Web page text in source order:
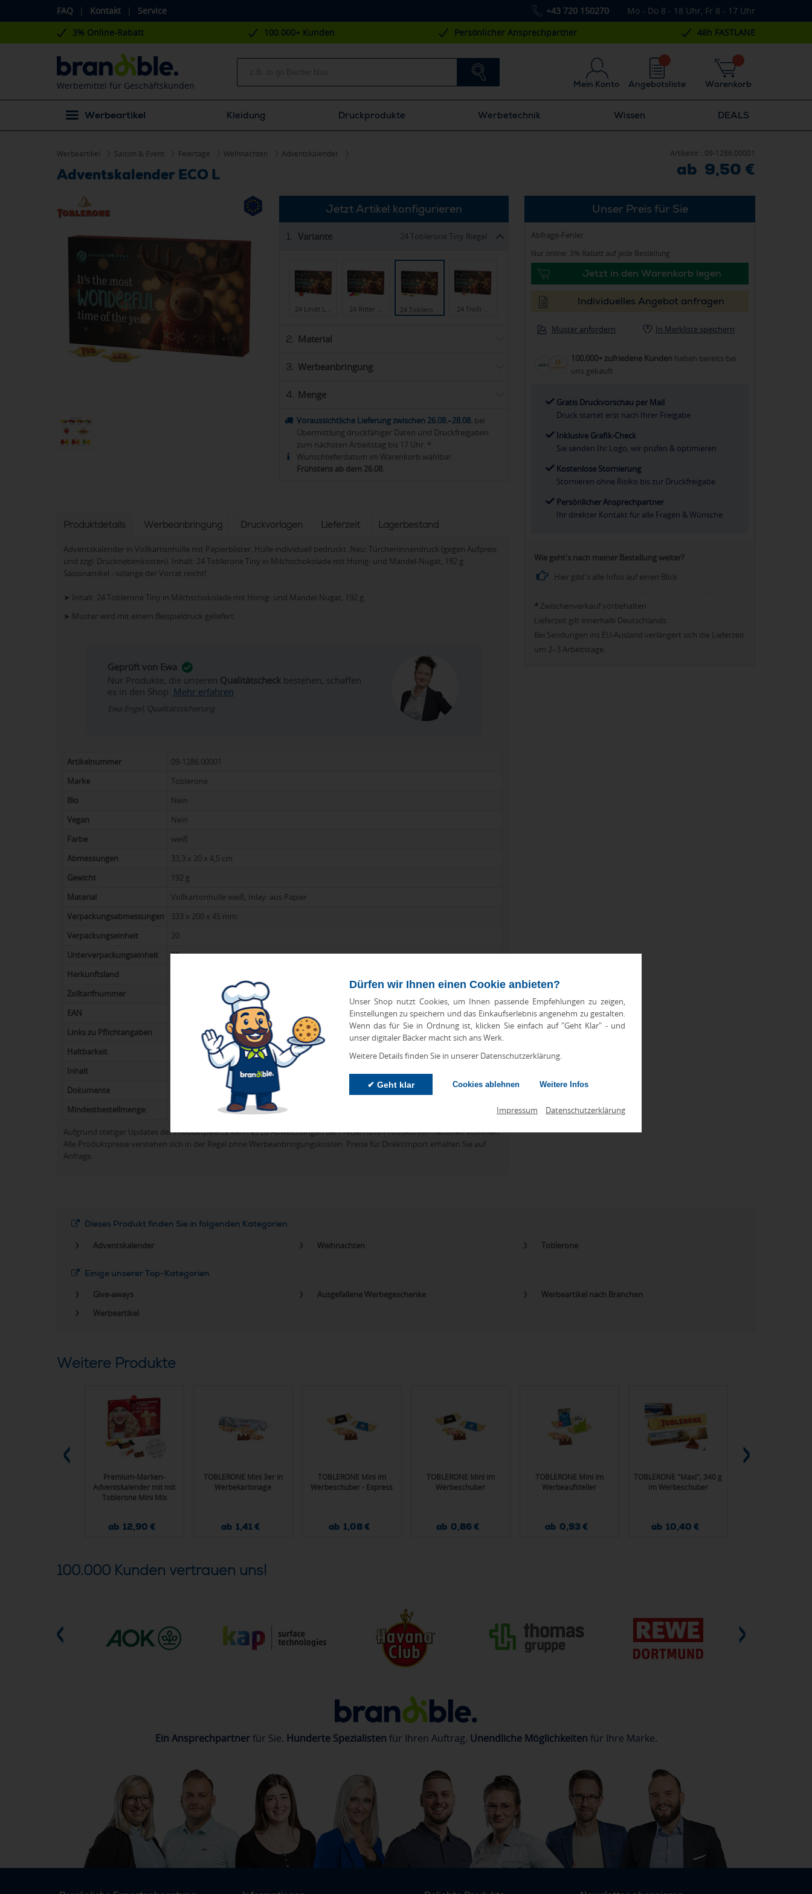
FAQ | Kontakt | Service +43 720 150270 Mo - Do 8 - 18 Uhr, Fr 8 - 17 Uhr
Dürfen wir Ihnen einen Cookie anbieten?
Unser Shop nutzt Cookies, um Ihnen passende Empfehlungen zu zeigen,
Einstellungen zu speichern und das Einkaufserlebnis angenehm zu gestalten.
Wenn das für Sie in Ordnung ist, klicken Sie einfach auf "Geht Klar" - und
unser digitaler Bäcker macht sich ans Werk.
Weitere Details finden Sie in unserer Datenschutzerklärung.
✔ Geht klar Cookies ablehnen Weitere Infos
Impressum Datenschutzerklärung
3% Online-Rabatt 100.000+ Kunden Persönlicher Ansprechpartner 48h FASTLANE
Werbemittel für Geschäftskunden Mein Konto Warenkorb
Angebotsliste
Werbeartikel Kleidung Druckprodukte Werbetechnik Wissen DEALS
Werbeartikel Saison & Event Feiertage Weihnachten Adventskalender
Adventskalender ECO L
Artikelnr.: 09-1286.00001
ab 9,50 €
Jetzt Artikel konfigurieren
1. Variante 24 Toblerone Tiny Riegel
24 Lindt L… 24 Ritter … 24 Toblero… 24 Trolli …
2. Material
3. Werbeanbringung
4. Menge
Voraussichtliche Lieferung zwischen 26.08.–28.08. bei
Übermittlung druckfähiger Daten und Druckfreigaben
zum nächsten Arbeitstag bis 17 Uhr. *
Wunschlieferdatum im Warenkorb wählbar.
Frühstens ab dem 26.08.
Produktdetails Werbeanbringung Druckvorlagen Lieferzeit Lagerbestand
Adventskalender in Vollkartonhülle mit Papierblister, Hülle individuell bedruckt. Neu: Türcheninnendruck (gegen Aufpreis
und zzgl. Drucknebenkosten). Inhalt: 24 Toblerone Tiny in Milchschokolade mit Honig- und Mandel-Nugat, 192 g.
Saisonartikel - solange der Vorrat reicht!
➤ Inhalt: 24 Toblerone Tiny in Milchschokolade mit Honig- und Mandel-Nugat, 192 g
➤ Muster wird mit einem Beispieldruck geliefert.
Geprüft von Ewa
Nur Produkte, die unseren Qualitätscheckbestehen, schaffen
es in den Shop. Mehr erfahren
Ewa Engel, Qualitätssicherung
Artikelnummer
09-1286.00001
Marke
Toblerone
Bio
Nein
vegan
Nein
Farbe
weiß
Abmessungen
33,3 x 20 x 4,5 cm
Gewicht
192 g
Material
Vollkartonhülle weiß, Inlay: aus Papier
Verpackungsabmessungen
333 x 200 x 45 mm
Verpackungseinheit
20
Unterverpackungseinheit
20
Herkunftsland
Zolltarifnummer
EAN
Links zu Pflichtangaben
PDF-Link
Haltbarkeit
Bis mind. 31.03.2027
Inhalt
24 Toblerone Tiny in Milchschokolade mit Honig- und Mandel-Nugat, 192 g
Dokumente
(PDF, ca. 700 KB)
Mindestbestellmenge:
Aufgrund stetiger Updates der Produktpalette kann es zu Abweichungen bei Preisen und Produktinformationen kommen.
Alle Produktpreise verstehen sich in der Regel ohne Werbeanbringungskosten. Preise für Direktimport erhalten Sie auf
Anfrage.
Unser Preis für Sie
Abfrage-Fehler
Nur online: 3% Rabatt auf jede Bestellung
Jetzt in den Warenkorb legen
Individuelles Angebot anfragen
Muster anfordern In Merkliste speichern
100.000+ zufriedene Kunden haben bereits bei
uns gekauft
Gratis Druckvorschau per Mail
Druck startet erst nach Ihrer Freigabe
Inklusive Grafik-Check
Sie senden Ihr Logo, wir prüfen & optimieren
Kostenlose Stornierung
Stornieren ohne Risiko bis zur Druckfreigabe
Persönlicher Ansprechpartner
Ihr direkter Kontakt für alle Fragen & Wünsche
Wie geht's nach meiner Bestellung weiter?
Hier gibt's alle Infos auf einen Blick
* Zwischenverkauf vorbehalten
Lieferzeit gilt innerhalb Deutschlands.
Bei Sendungen ins EU-Ausland verlängert sich die Lieferzeit
um 2–3 Arbeitstage.
Dieses Produkt finden Sie in folgenden Kategorien
Adventskalender
Weihnachten Toblerone
Einige unserer Top-Kategorien
Give-aways
Ausgefallene Werbegeschenke
Werbeartikel nach Branchen
Werbeartikel
Weitere Produkte
Premium-Marken-
Adventskalender mit mit
Toblerone Mini Mix
ab 12,90 €
TOBLERONE Mini 3er in
Werbekartonage
ab 1,41 €
TOBLERONE Mini im
Werbeschuber - Express
ab 1,08 €
TOBLERONE Mini im
Werbeschuber
ab 0,86 €
TOBLERONE Mini im
Werbeaufsteller
ab 0,93 €
TOBLERONE "Maxi", 340 g
im Werbeschuber
ab 10,40 €
100.000 Kunden vertrauen uns!
Ein Ansprechpartnerfür Sie. Hunderte Spezialisten für Ihren Auftrag. Unendliche Möglichkeiten für Ihre Marke.